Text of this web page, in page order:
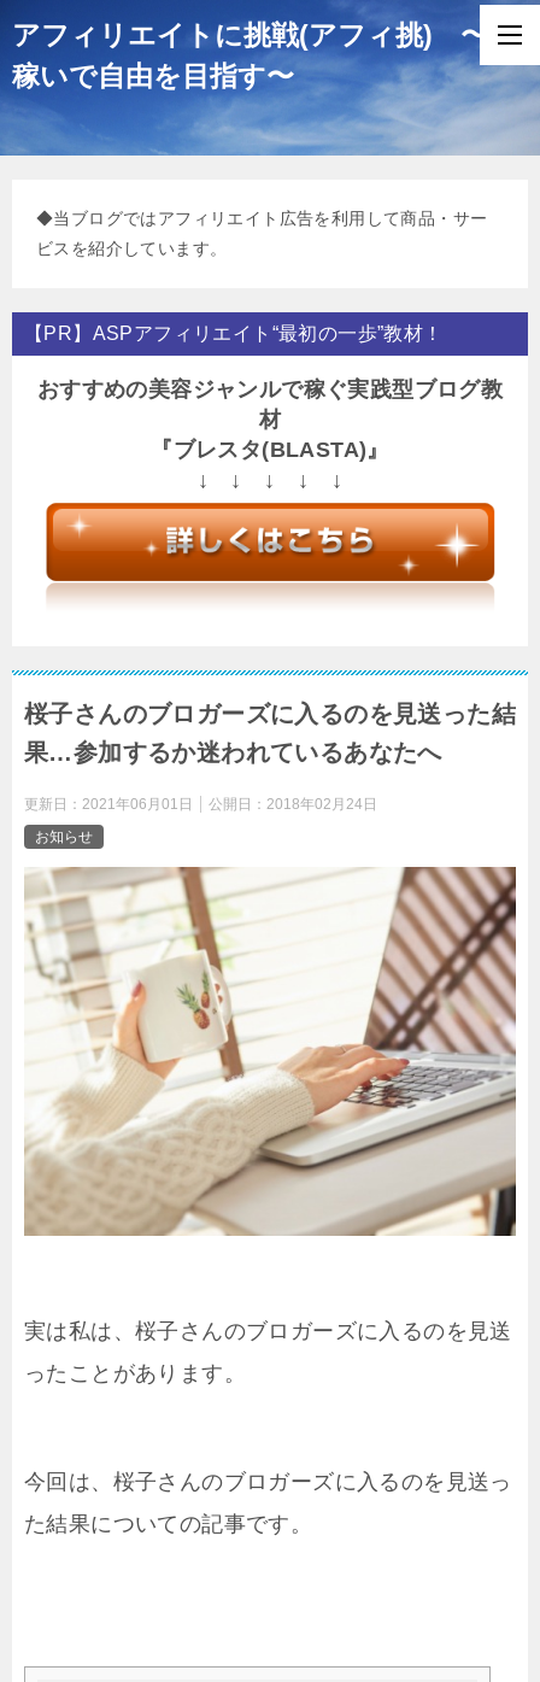
アフィリエイトに挑戦(アフィ挑) 〜
稼いで自由を目指す〜
◆当ブログではアフィリエイト広告を利用して商品・サー
ビスを紹介しています。
【PR】ASPアフィリエイト“最初の一歩”教材！
おすすめの美容ジャンルで稼ぐ実践型ブログ教
材
『ブレスタ(BLASTA)』
↓ ↓ ↓ ↓ ↓
桜子さんのブロガーズに入るのを見送った結
果…参加するか迷われているあなたへ
更新日： 2021年06月01日 公開日： 2018年02月24日
お知らせ
実は私は、桜子さんのブロガーズに入るのを見送
ったことがあります。
今回は、桜子さんのブロガーズに入るのを見送っ
た結果についての記事です。